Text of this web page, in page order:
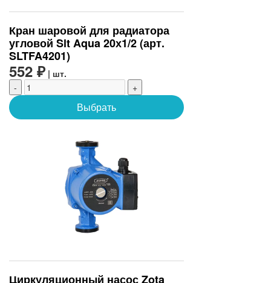
Кран шаровой для радиатора
угловой Slt Aqua 20х1/2 (арт.
SLTFA4201)
552 ₽ | шт.
-
+
Выбрать
Циркуляционный насос Zota